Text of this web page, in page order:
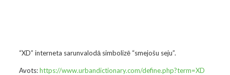
“XD” interneta sarunvalodā simbolizē “smejošu seju”.
Avots:https://www.urbandictionary.com/define.php?term=XD